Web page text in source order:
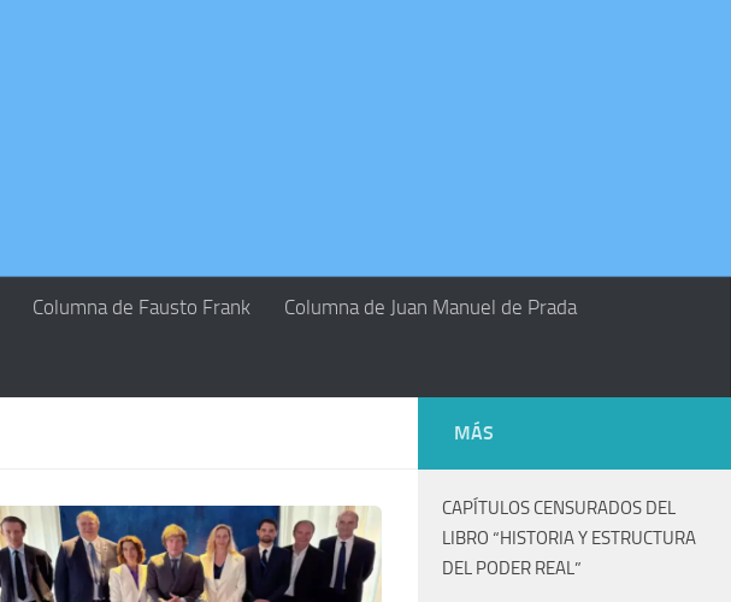
Columna de Fausto Frank Columna de Juan Manuel de Prada
MÁS
CAPÍTULOS CENSURADOS DEL
LIBRO “HISTORIA Y ESTRUCTURA
DEL PODER REAL”